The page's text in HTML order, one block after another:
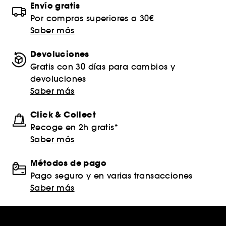
Envío gratis
Por compras superiores a 30€
Saber más
Devoluciones
Gratis con 30 días para cambios y
devoluciones
Saber más
Click & Collect
Recoge en 2h gratis*
Saber más
Métodos de pago
Pago seguro y en varias transacciones
Saber más